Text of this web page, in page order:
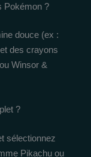
Pokémon ?
douce (ex :
des crayons
Winsor &
?
sélectionnez
Pikachu ou